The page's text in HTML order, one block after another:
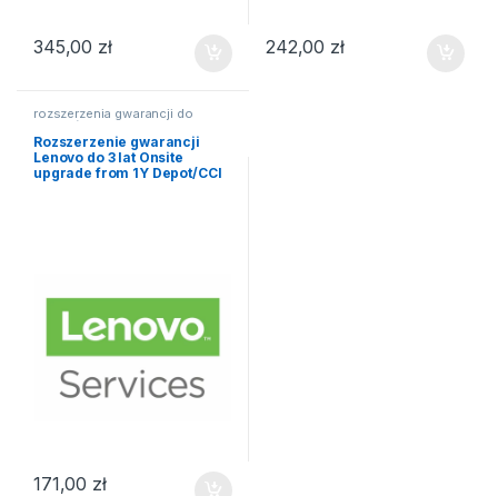
345,00 zł 242,00 zł
rozszerzenia gwarancji do
laptopów
Rozszerzenie gwarancji
Lenovo do 3 lat Onsite
upgrade from 1Y Depot/CCI
171,00 zł